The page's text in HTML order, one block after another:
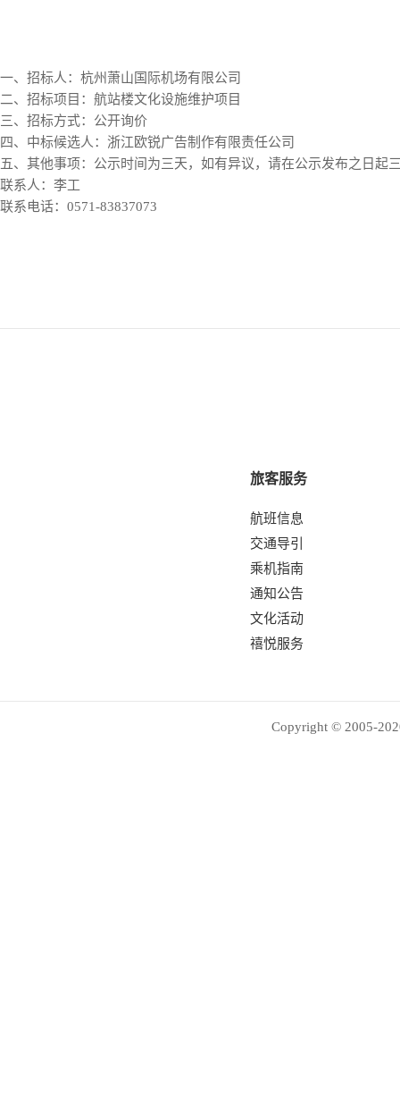
一、招标人：杭州萧山国际机场有限公司
二、招标项目：航站楼文化设施维护项目
三、招标方式：公开询价
四、中标候选人：浙江欧锐广告制作有限责任公司
五、其他事项：公示时间为三天，如有异议，请在公示发布之日起
联系人：李工
联系电话：0571-83837073
旅客服务
航班信息
交通导引
乘机指南
通知公告
文化活动
禧悦服务
Copyright © 2005-